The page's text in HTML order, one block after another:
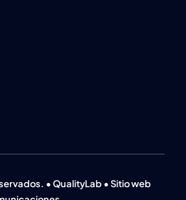
• QualityLab • Sitio web